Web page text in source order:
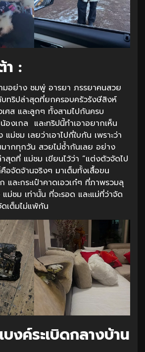
:
อย่าง ชมพู่ อารยา ภรรยาคนสวย
ทริปล่าสุดที่ยกครอบครัวรังษีสิงห์
ศส และลูกๆ ทั้งสามไปกันครบ
งเกล และทริปนี้ทำเอาอยากเห็น
แม่ชม เลยว่าเอาไปกี่ใบกัน เพราะว่า
มากทุกวัน สวยไม่ซ้ำกันเลย อย่าง
สุดที่ แม่ชม เขียนไว้ว่า “แต่งตัวจัดไป
อจัดจ้านจริงๆ มาเต็มทั้งเสื้อขน
และกระเป๋าคาดเอวเก๋ๆ ที่ภาพรวมลุ
ม่ชม เท่านั้น ที่จะรอด และแม่ที่ว่าจัด
เต็มไม่แพ้กัน
งค์ระเบิดกลางบ้าน